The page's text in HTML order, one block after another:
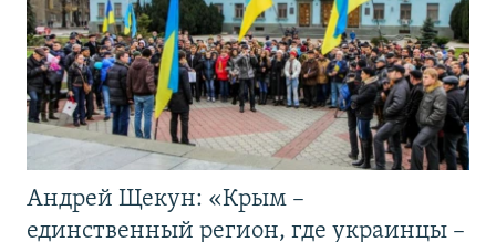
Андрей Щекун: «Крым –
единственный регион, где украинцы –